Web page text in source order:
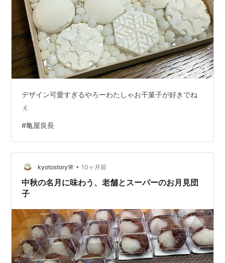
デザイン可愛すぎるやろーわたしゃお干菓子が好きでね
ぇ
#亀屋良長
kyotostory🌸 • 10ヶ月前
中秋の名月に味わう、老舗とスーパーのお月見団
子